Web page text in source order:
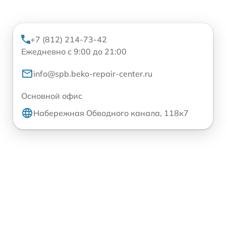
+7 (812) 214-73-42
Ежедневно с 9:00 до 21:00
info@spb.beko-repair-center.ru
Основной офис
Набережная Обводного канала, 118к7